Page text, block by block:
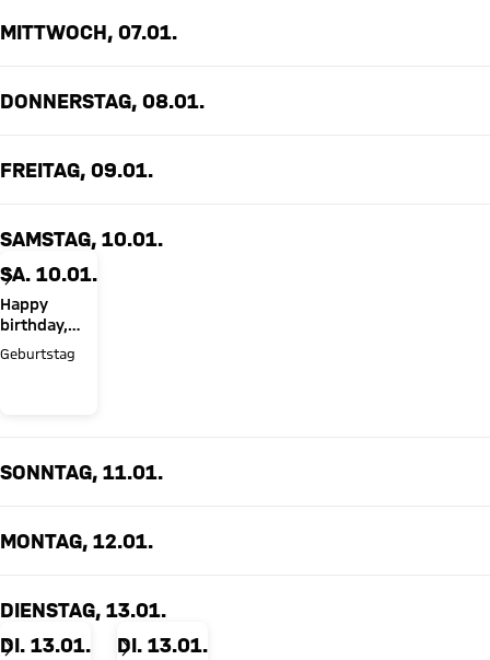
MITTWOCH, 07.01.
DONNERSTAG, 08.01.
FREITAG, 09.01.
SAMSTAG, 10.01.
SA. 10.01.
Happy
birthday,
David
Geburtstag
SONNTAG, 11.01.
MONTAG, 12.01.
DIENSTAG, 13.01.
DI. 13.01.
DI. 13.01.